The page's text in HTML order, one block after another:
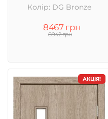
Колір: DG Bronze
8467 грн
8942 грн
АКЦІЯ!